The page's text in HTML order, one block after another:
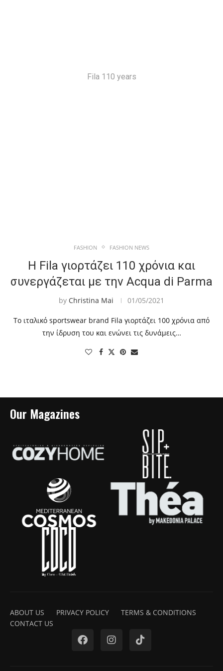
Fila 110 years
FASHION FASHION NEWS
Η Fila γιορτάζει 110 χρόνια και
συνεργάζεται με την Acqua di Parma
by Christina Mai 01/05/2021
Το ιταλικό sportswear brand Fila γιορτάζει 100 χρόνια από
την ίδρυση του και ενώνει τις δυνάμεις…
Our Magazines
ABOUT US PRIVACY POLICY
TERMS & CONDITIONS
CONTACT US